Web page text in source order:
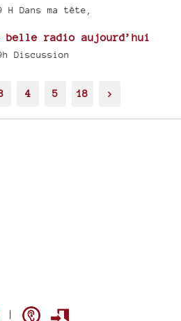
H Dans ma tête,
radio aujourd’hui
Discussion
4 5 18 >
|